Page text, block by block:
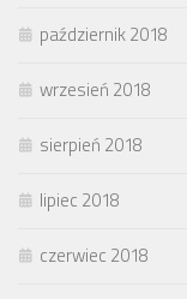
październik 2018
wrzesień 2018
sierpień 2018
lipiec 2018
czerwiec 2018